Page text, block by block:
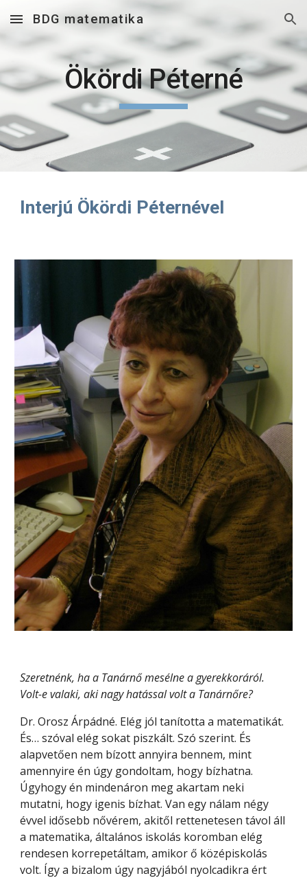
Skip to main content Skip to navigation
BDG matematika
Ökördi Péterné
Interjú Ökördi Péternével
Szeretnénk, ha a Tanárnő mesélne a gyerekkoráról.
Volt-e valaki, aki nagy hatással volt a Tanárnőre?
Dr. Orosz Árpádné. Elég jól tanította a matematikát.
És… szóval elég sokat piszkált. Szó szerint. És
alapvetően nem bízott annyira bennem, mint
amennyire én úgy gondoltam, hogy bízhatna.
Úgyhogy én mindenáron meg akartam neki
mutatni, hogy igenis bízhat. Van egy nálam négy
évvel idősebb nővérem, akitől rettenetesen távol áll
a matematika, általános iskolás koromban elég
rendesen korrepetáltam, amikor ő középiskolás
volt. Így a bizalom úgy nagyjából nyolcadikra ért